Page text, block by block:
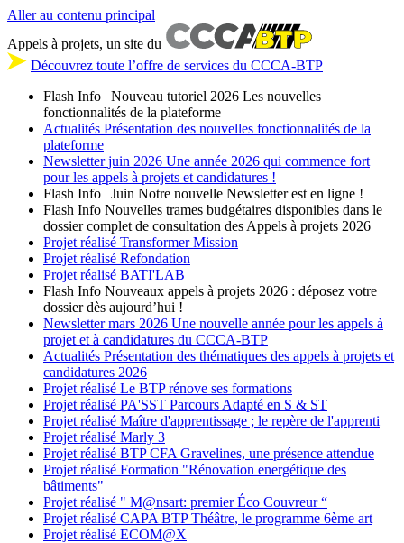
Aller au contenu principal
Appels à projets, un site du
Découvrez toute l’offre de services du CCCA-BTP
Flash Info | Nouveau tutoriel 2026 Les nouvelles
fonctionnalités de la plateforme
Actualités Présentation des nouvelles fonctionnalités de la
plateforme
Newsletter juin 2026 Une année 2026 qui commence fort
pour les appels à projets et candidatures !
Flash Info | Juin Notre nouvelle Newsletter est en ligne !
Flash Info Nouvelles trames budgétaires disponibles dans le
dossier complet de consultation des Appels à projets 2026
Projet réalisé Transformer Mission
Projet réalisé Refondation
Projet réalisé BATI'LAB
Flash Info Nouveaux appels à projets 2026 : déposez votre
dossier dès aujourd’hui !
Newsletter mars 2026 Une nouvelle année pour les appels à
projet et à candidatures du CCCA-BTP
Actualités Présentation des thématiques des appels à projets et
candidatures 2026
Projet réalisé Le BTP rénove ses formations
Projet réalisé PA'SST Parcours Adapté en S & ST
Projet réalisé Maître d'apprentissage ; le repère de l'apprenti
Projet réalisé Marly 3
Projet réalisé BTP CFA Gravelines, une présence attendue
Projet réalisé Formation "Rénovation energétique des
bâtiments"
Projet réalisé " M@nsart: premier Éco Couvreur “
Projet réalisé CAPA BTP Théâtre, le programme 6ème art
Projet réalisé ECOM@X